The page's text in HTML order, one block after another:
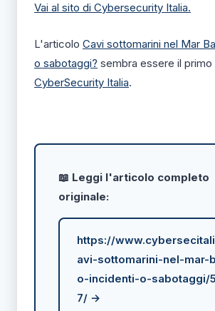
Vai al sito di Cybersecurity Italia.
L'articolo Cavi sottomarini nel Mar
o sabotaggi? sembra essere il primo
CyberSecurity Italia.
📖 Leggi l'articolo completo
originale:
https://
avi-sottomarini-nel-mar-
o-incidenti-o-sabotaggi/
7/ →